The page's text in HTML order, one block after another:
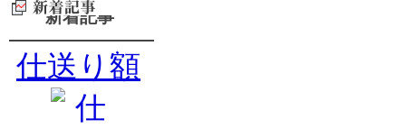
新着記事
仕送り額